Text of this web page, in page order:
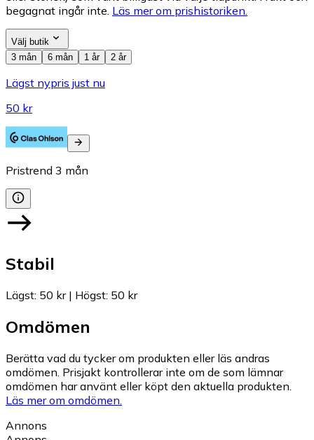
begagnat ingår inte. Läs mer om prishistoriken.
Välj butik
3 mån
6 mån 1 år 2 år
Lägst nypris just nu
50 kr
Pristrend 3 mån
Stabil
Lägst: 50 kr| Högst: 50 kr
Omdömen
Berätta vad du tycker om produkten eller läs andras
omdömen. Prisjakt kontrollerar inte om de som lämnar
omdömen har använt eller köpt den aktuella produkten.
Läs mer om omdömen.
Annons